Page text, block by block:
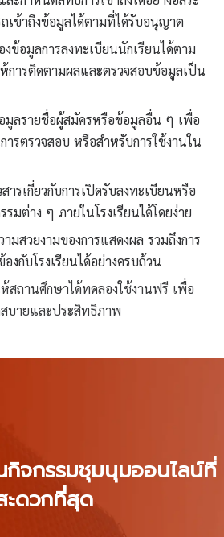
เข้าถึงข้อมูลได้ตามที่ได้รับอนุญาต
งข้อมูลการลงทะเบียนนักเรียนได้ตาม
การติดตามผลและตรวจสอบข้อมูลเป็น
มูลรายชื่อผู้สมัครหรือข้อมูลอื่น ๆ เพื่อ
ารตรวจสอบ หรือสำหรับการใช้งานใน
ารเกี่ยวกับการเปิดรับลงทะเบียนหรือ
รมต่าง ๆ ภายในโรงเรียนได้โดยง่าย
มสวยงามของการแสดงผล รวมถึงการ
งกับโรงเรียนได้อย่างครบถ้วน
สถานศึกษาได้ทดลองใช้งานฟรี เพื่อ
บายและประสิทธิภาพ
กิจกรรมชุมนุมออนไลน์ที่
ะดวกที่สุด